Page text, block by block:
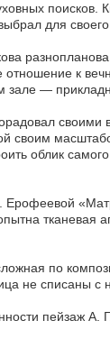
поисков.
для
отношение к
—
своими
своим
облик
тканевая
по
не списаны
пейзаж